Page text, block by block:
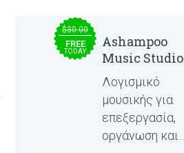
$30.00
FREE
TODAY
Ashampoo
Music Studio
2025
Λογισμικό
μουσικής για
επεξεργασία,
οργάνωση και